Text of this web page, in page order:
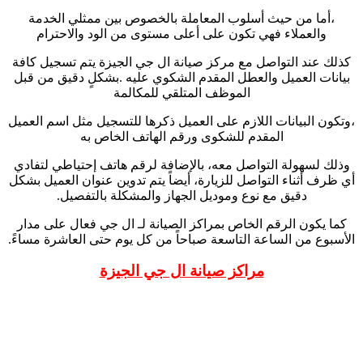
،أما من حيث أسلوب المعاملة بالخصوص بين ممثلي الخدمة
والعملاء فهي تكون على أعلى مستوى من الود والاحترام
كذلك عند التواصل مع مركز صيانة ال جي الجيزة يتم تسجيل كافة
بيانات العميل والعطل المقدم الشكوي عليه .بشكلٍ دقيق من قبل
الموظف المتلقي للمكالمة
،وتكون البيانات اللازم على العميل ذكرها للتسجيل مثل اسم العميل
المقدم للشكوى ورقم الهاتف الخاص به
وذلك لسهولة التواصل معه، بالإضافة لرقم هاتف إحتياطي لتفادي
أي ظرف أثناء التواصل للزيارة، أيضاً يتم تدوين عنوان العميل بشكل
دقيق مع نوع وموديل الجهاز والمشكلة بالتفصيل.
كما يكون الرقم الخاص بمراكز الصيانة لـ ال جي فعال على مدار
الأسبوع من الساعة التاسعة صباحاً من كل يوم حتى العاشرة مساءً.
مراكز صيانة ال جي الجيزة